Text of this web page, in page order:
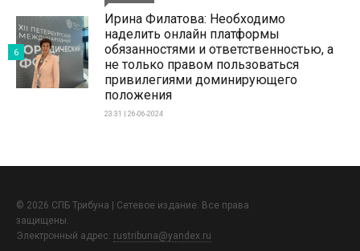
Ирина Филатова: Необходимо
наделить онлайн платформы
обязанностями и ответственностью, а
не только правом пользоваться
привилегиями доминирующего
положения
23:31 | 26-06-2024
6
© 2026 СПБ Трибуна | Сетевое издание. Все права
защищены.
Электронный адрес: rustribuna@yandex.ru